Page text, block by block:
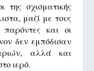
σχισματικής
μαζί με τους
και οι
δεν εμπόδισαν
αλλά και
ιερό.